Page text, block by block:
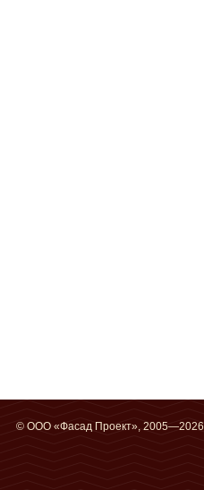
© ООО «Фасад Проект», 2005—2026